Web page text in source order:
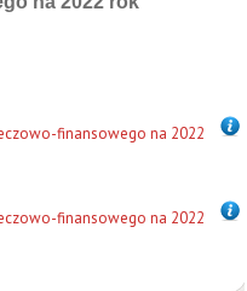
finansowego na 2022
finansowego na 2022